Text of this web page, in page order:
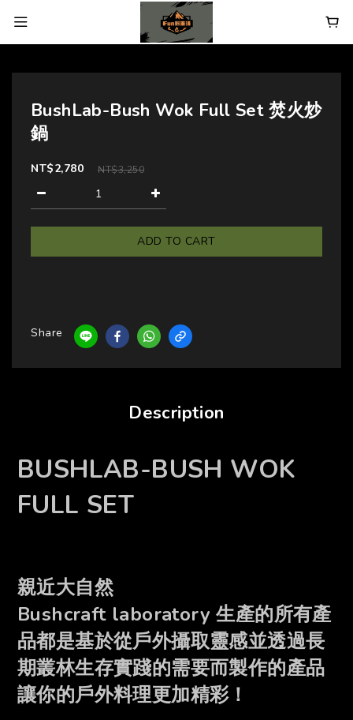
BushLab-Bush Wok Full Set 焚火炒
鍋
NT$3,250
NT$2,780
ADD TO CART
Share
Description
BUSHLAB-BUSH WOK
FULL SET
親近大自然
Bushcraft laboratory 生產的所有產
品都是基於從戶外攝取靈感並透過長
期叢林生存實踐的需要而製作的產品
讓你的戶外料理更加精彩！